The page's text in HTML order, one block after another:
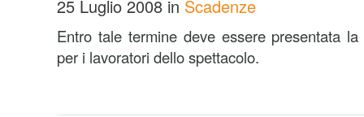
25 Luglio 2008 in Scadenze
Entro tale termine deve essere presentata
per i lavoratori dello spettacolo.